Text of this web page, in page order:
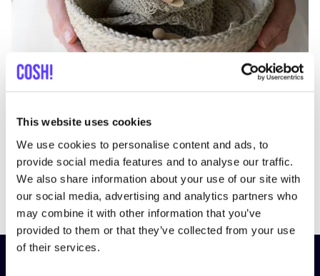
This website uses cookies
We use cookies to personalise content and ads, to
provide social media features and to analyse our traffic.
We also share information about your use of our site with
our social media, advertising and analytics partners who
may combine it with other information that you’ve
provided to them or that they’ve collected from your use
of their services.
PreviousNext